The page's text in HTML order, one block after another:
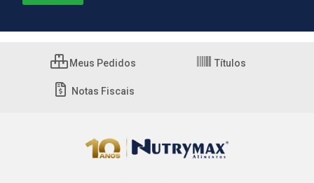
Meus Pedidos Títulos
Notas Fiscais